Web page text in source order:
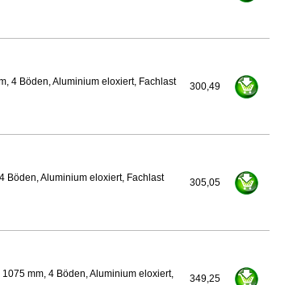
4 Böden, Aluminium eloxiert, Fachlast
300,49
Böden, Aluminium eloxiert, Fachlast
305,05
mm, 4 Böden, Aluminium eloxiert,
349,25